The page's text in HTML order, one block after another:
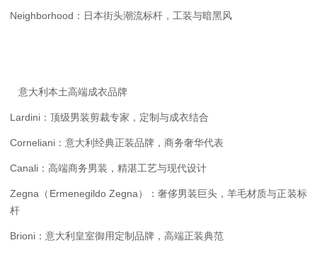
Neighborhood：日本街头潮流标杆，工装与暗黑风
意大利本土高端成衣品牌
Lardini：顶级男装剪裁专家，定制与成衣结合
Corneliani：意大利经典正装品牌，商务奢华代表
Canali：高端商务男装，精湛工艺与现代设计
Zegna（Ermenegildo Zegna）：奢侈男装巨头，羊毛材质与正装标
杆
Brioni：意大利皇室御用定制品牌，高端正装典范